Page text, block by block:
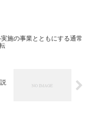
施の事業とともにする通常